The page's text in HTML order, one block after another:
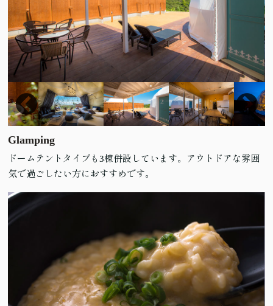
Glamping
ドームテントタイプも3棟併設しています。アウトドアな雰囲
気で過ごしたい方におすすめです。